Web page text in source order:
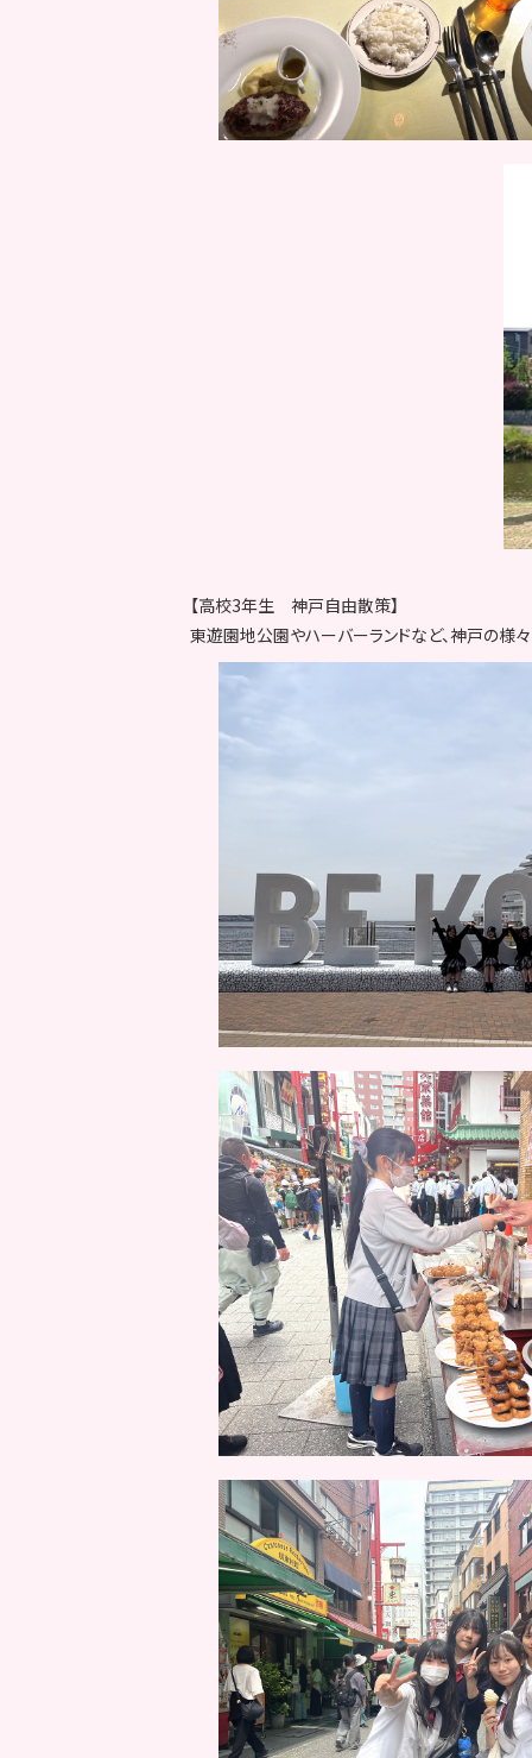
【高校3年生 神戸自由散策】
東遊園地公園やハーバーランドなど、神戸の様